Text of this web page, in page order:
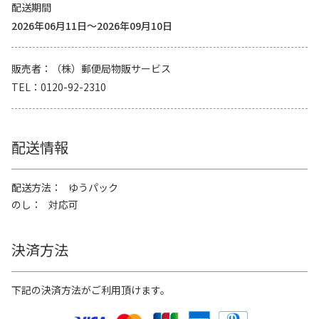
配送期間
2026年06月11日～2026年09月10日
販売者
（株）郵便局物販サービス
TEL
0120-92-2310
配送情報
配送方法
ゆうパック
のし
対応可
決済方法
下記の決済方法がご利用頂けます。